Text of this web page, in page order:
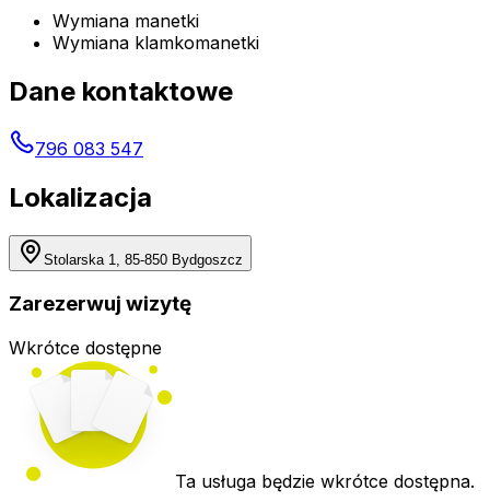
Wymiana manetki
Wymiana klamkomanetki
Dane kontaktowe
796 083 547
Lokalizacja
Stolarska 1, 85-850 Bydgoszcz
Zarezerwuj wizytę
Wkrótce dostępne
Ta usługa będzie wkrótce dostępna.